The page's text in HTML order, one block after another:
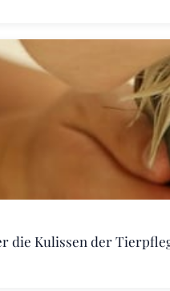
die Kulissen der